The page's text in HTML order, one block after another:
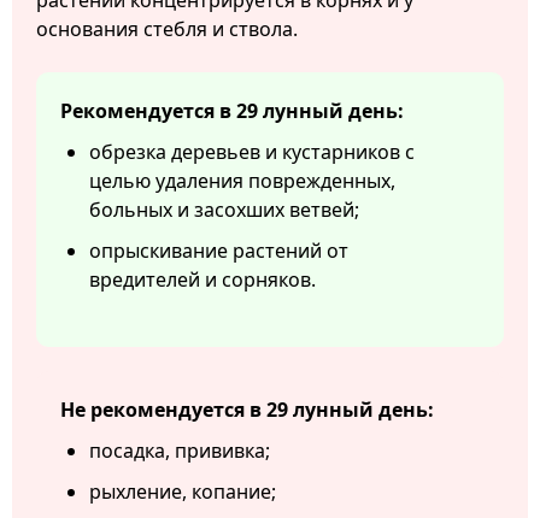
основания стебля и ствола.
Рекомендуется в 29 лунный день:
обрезка деревьев и кустарников с
целью удаления поврежденных,
больных и засохших ветвей;
опрыскивание растений от
вредителей и сорняков.
Не рекомендуется в 29 лунный день:
посадка, прививка;
рыхление, копание;